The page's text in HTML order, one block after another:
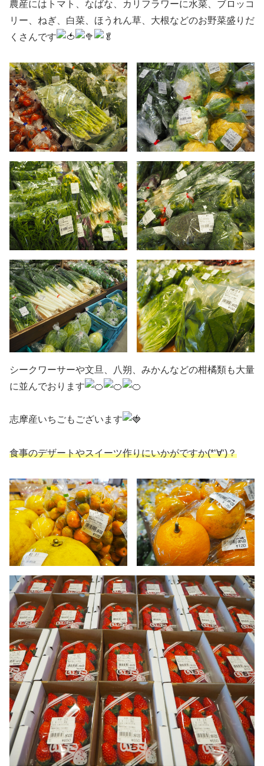
農産にはトマト、なばな、カリフラワーに水菜、ブロッコ
リー、ねぎ、白菜、ほうれん草、大根などのお野菜盛りだ
くさんです
シークワーサーや文旦、八朔、みかんなどの柑橘類も大量
に並んでおります
志摩産いちごもございます
食事のデザートやスイーツ作りにいかがですか(*‘∀‘)？